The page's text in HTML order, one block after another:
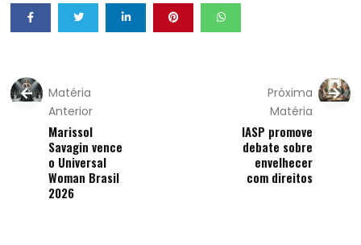
Matéria
Anterior
Marissol
Savagin vence
o Universal
Woman Brasil
2026
Próxima
Matéria
IASP promove
debate sobre
envelhecer
com direitos